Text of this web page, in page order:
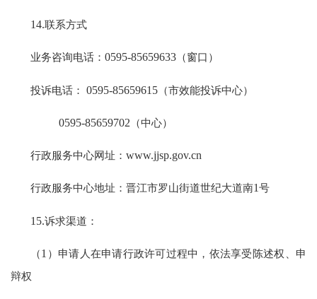
14.联系方式
业务咨询电话：0595-85659633 （窗口）
投诉电话： 0595-85659615 （市效能投诉中心）
0595-85659702 （中心）
行政服务中心网址：www.jjsp.gov.cn
行政服务中心地址：晋江市罗山街道世纪大道南1号
15.诉求渠道：
（1 ）申请人在申请行政许可过程中，依法享受陈述权、申
辩权